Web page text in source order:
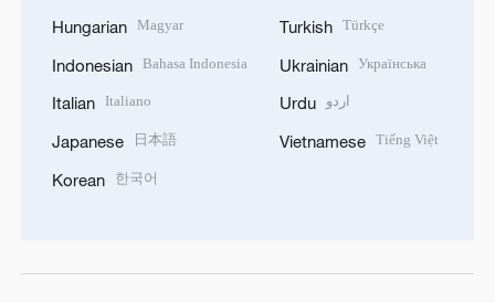
Hungarian Magyar
Indonesian Bahasa Indonesia
Italian Italiano
Japanese 日本語
Korean 한국어
Turkish Türkçe
Ukrainian Українська
Urdu اردو
Vietnamese Tiếng Việt